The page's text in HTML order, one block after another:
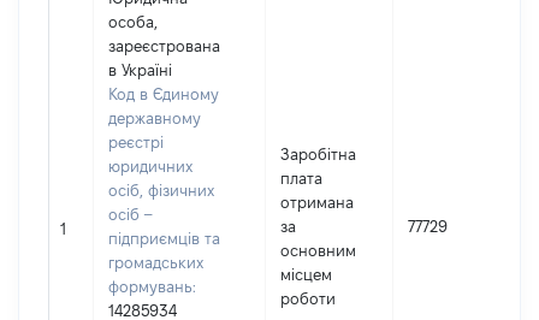
1
особа,
зареєстрована
в Україні
Код в Єдиному
державному
реєстрі
юридичних
осіб, фізичних
осіб –
підприємців та
громадських
формувань:
14285934
Заробітна
плата
отримана
за
основним
місцем
роботи
77729